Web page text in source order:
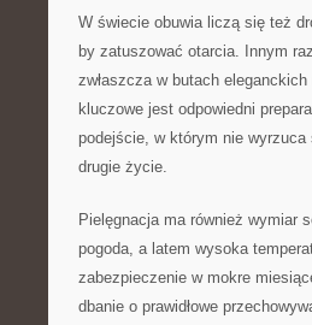
W świecie obuwia liczą się też
by zatuszować otarcia. Innym
zwłaszcza w butach
kluczowe jest odpowiedni
podejście, w którym nie
drugie życie.
Pielęgnacja ma również wymiar
pogoda, a latem wysoka
zabezpieczenie w mokre
dbanie o prawidłowe